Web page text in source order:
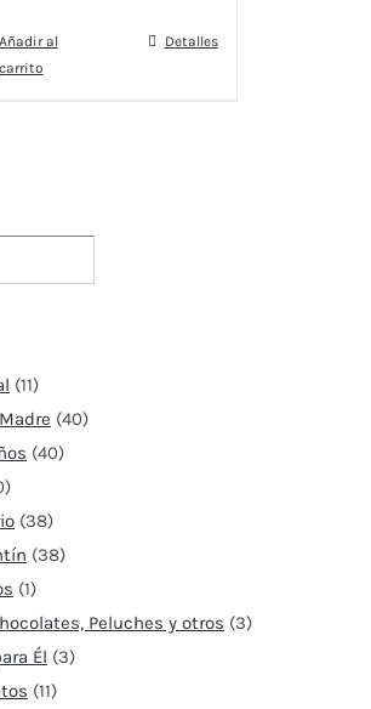
Añadir al
carrito
Detalles
(11)
(40)
(40)
(38)
(38)
(1)
Peluches y otros (3)
Él (3)
(11)